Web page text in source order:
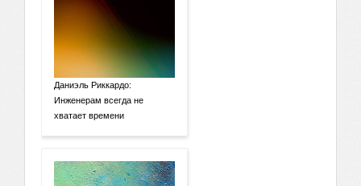
Даниэль Риккардо:
Инженерам всегда не
хватает времени